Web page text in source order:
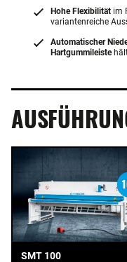
Hohe Flexibilität im
variantenreiche
Automatischer
Hartgummileiste
SMT 100